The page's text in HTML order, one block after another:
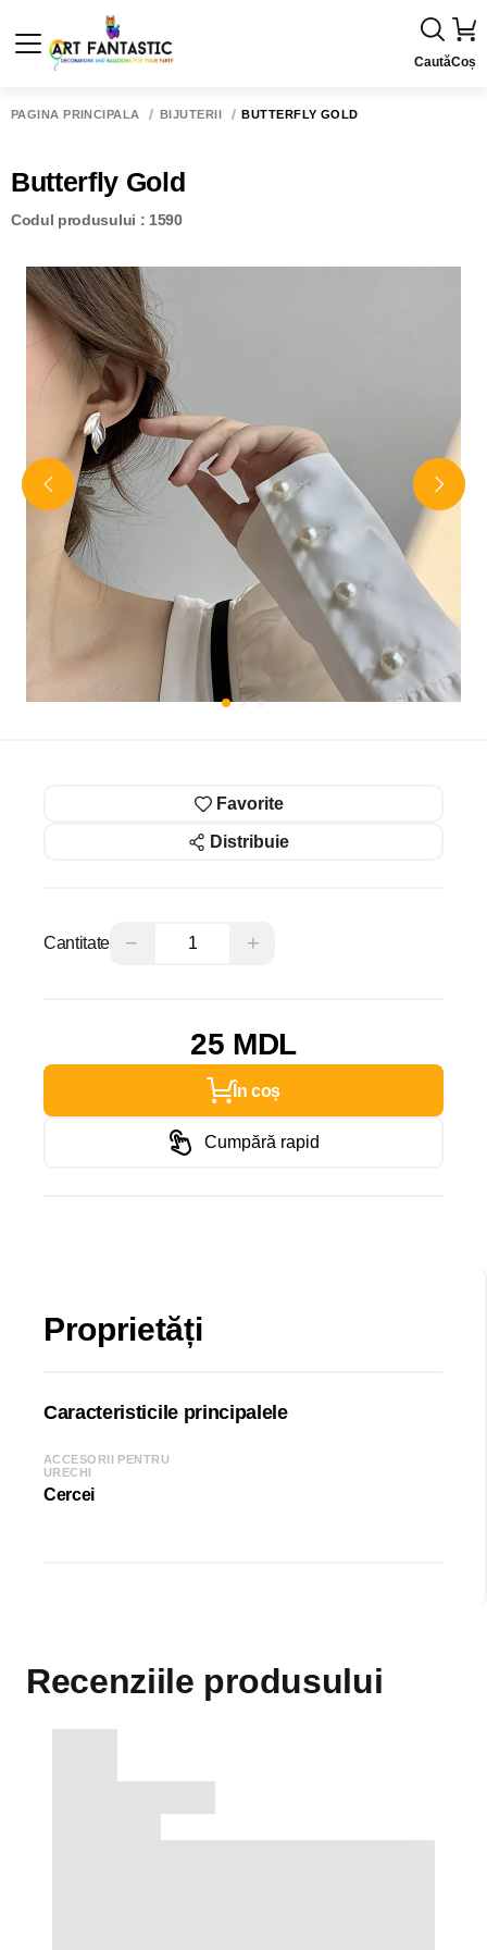
CautăCoș
PAGINA PRINCIPALĂ BIJUTERII BUTTERFLY GOLD
Butterfly Gold
Codul produsului : 1590
Favorite
Distribuie
Cantitate − +
25 MDL
În coș
Cumpără rapid
Proprietăți
Caracteristicile principalele
ACCESORII PENTRU
URECHI
Cercei
Recenziile produsului